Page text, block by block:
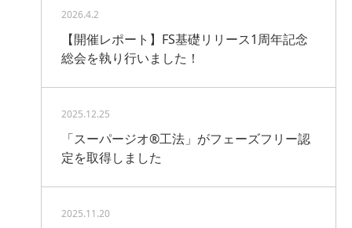
2026.4.2
【開催レポート】FS基礎リリース1周年記念
総会を執り行いました！
2025.12.25
「スーパージオ®工法」がフェーズフリー認
定を取得しました
2025.11.20